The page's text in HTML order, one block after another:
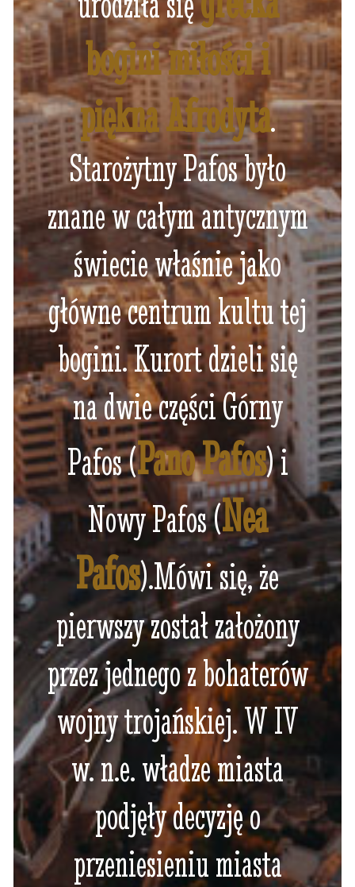
bogini miłości i
piękna Afrodyta.
Starożytny Pafos było
znane w całym antycznym
świecie właśnie jako
główne centrum kultu tej
bogini. Kurort dzieli się
na dwie części Górny
Pafos (Pano Pafos) i
Nowy Pafos (Nea
Pafos).Mówi się, że
pierwszy został założony
przez jednego z bohaterów
wojny trojańskiej. W IV
w. n.e. władze miasta
podjęły decyzję o
przeniesieniu miasta